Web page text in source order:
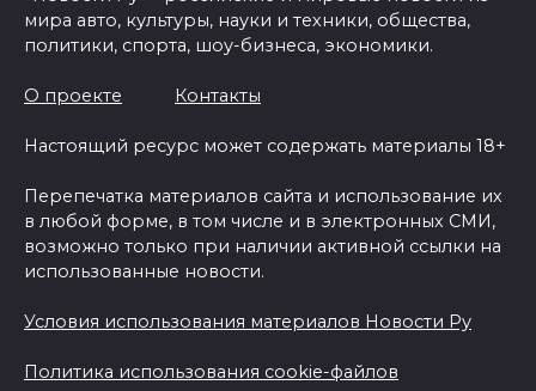
мира авто, культуры, науки и техники, общества,
политики, спорта, шоу-бизнеса, экономики.
О проекте Контакты
Настоящий ресурс может содержать материалы 18+
Перепечатка материалов сайта и использование их
в любой форме, в том числе и в электронных СМИ,
возможно только при наличии активной ссылки на
использованные новости.
Условия использования материалов Новости Ру
Политика использования cookie-файлов